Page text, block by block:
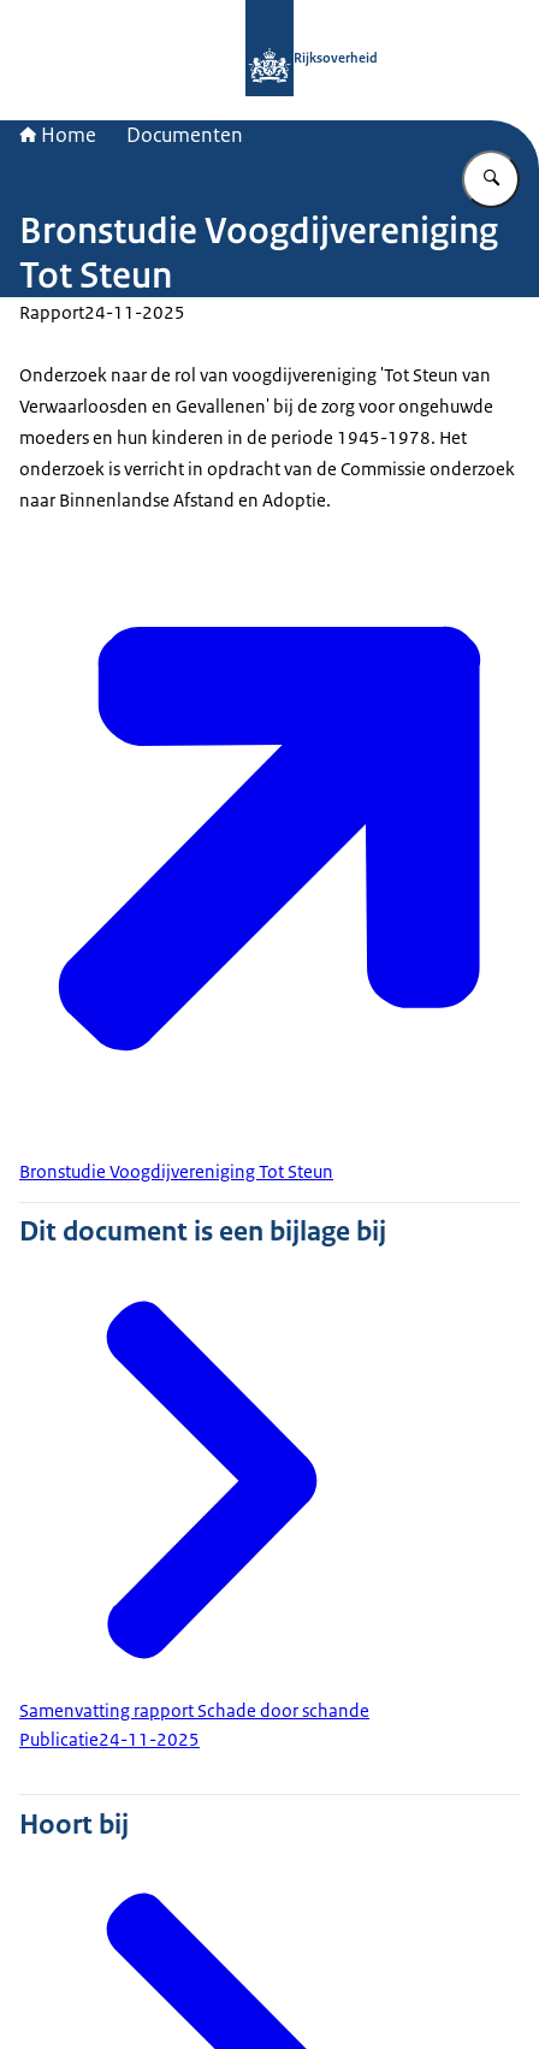
Rijksoverheid
Home Documenten
Bronstudie Voogdijvereniging
Tot Steun
Rapport24-11-2025
Onderzoek naar de rol van voogdijvereniging 'Tot Steun van
Verwaarloosden en Gevallenen' bij de zorg voor ongehuwde
moeders en hun kinderen in de periode 1945-1978. Het
onderzoek is verricht in opdracht van de Commissie onderzoek
naar Binnenlandse Afstand en Adoptie.
Bronstudie Voogdijvereniging Tot Steun
Dit document is een bijlage bij
Samenvatting rapport Schade door schande
Publicatie24-11-2025
Hoort bij